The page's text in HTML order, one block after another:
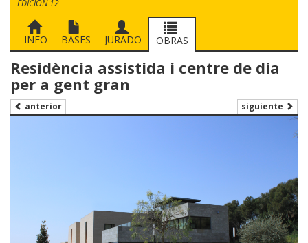
EDICIÓN 12
INFO BASES JURADO OBRAS
Residència assistida i centre de dia
per a gent gran
anterior siguiente